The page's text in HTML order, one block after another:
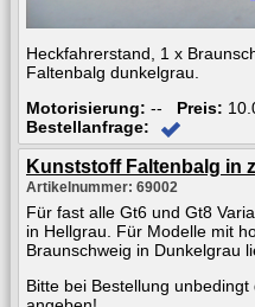
Heckfahrerstand, 1 x
Faltenbalg dunkelgrau.
Motorisierung: -- Preis:
Bestellanfrage:
Kunststoff Faltenbalg in
Artikelnummer: 69002
Für fast alle Gt6 und Gt8
in Hellgrau. Für Modelle mit
Braunschweig in Dunkelgrau
Bitte bei Bestellung